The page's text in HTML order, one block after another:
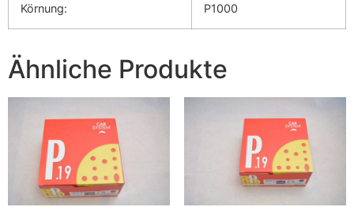
Körnung: P1000
Ähnliche Produkte